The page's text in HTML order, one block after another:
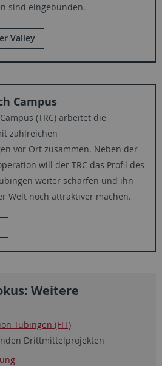
sind eingebunden.
Valley
Campus
(TRC) arbeitet die
zahlreichen
vor Ort zusammen. Neben der
will der TRC das Profil des
weiter schärfen und ihn
Welt noch attraktiver machen.
Weitere
Tübingen (FIT)
den Drittmittelprojekten